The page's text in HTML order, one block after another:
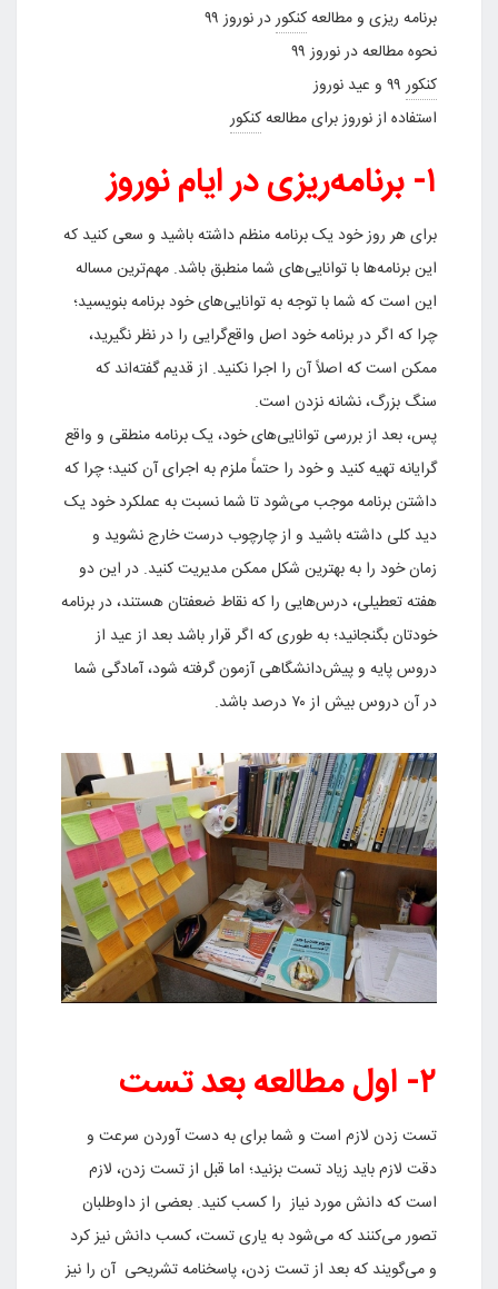
برنامه ریزی و مطالعهکنکوردر نوروز ۹۹
نحوه مطالعه در نوروز ۹۹
کنکور۹۹ و عید نوروز
استفاده از نوروز برای مطالعهکنکور
۱- برنامه‌ریزی در ایام نوروز
برای هر روز خود یک برنامه منظم داشته باشید و سعی کنید که
این برنامه‌ها با توانایی‌های شما منطبق باشد. مهم‌ترین مساله
این است که شما با توجه به توانایی‌های خود برنامه بنویسید؛
چرا که اگر در برنامه ‌خود اصل واقع‌گرایی را در نظر نگیرید،
ممکن است که اصلاً آن را اجرا نکنید. از قدیم گفته‌اند که
سنگ بزرگ، نشانه‌ نزدن است.
پس، بعد از بررسی توانایی‌های خود، یک برنامه منطقی و واقع
گرایانه تهیه کنید و خود را حتماً ملزم به اجرای آن کنید؛ چرا که
داشتن برنامه موجب می‌شود تا شما نسبت به عملکرد خود یک
دید کلی داشته باشید و از چارچوب درست خارج نشوید و
زمان خود را به بهترین شکل ممکن مدیریت کنید. در این دو
هفته تعطیلی، درس‌هایی را که نقاط ضعفتان هستند، در برنامه
خودتان بگنجانید؛ به طوری که اگر قرار باشد بعد از عید از
دروس پایه و پیش‌دانشگاهی آزمون گرفته شود، آمادگی شما
در آن دروس بیش از ۷۰ درصد باشد.
۲- اول مطالعه بعد تست
تست زدن لازم است و شما برای به دست آوردن سرعت و
دقت لازم باید زیاد تست بزنید؛ اما قبل از تست زدن، لازم
است که دانش مورد نیاز را کسب کنید. بعضی از داوطلبان
تصور می‌کنند که می‌شود به یاری تست، کسب دانش نیز کرد
و می‌گویند که بعد از تست زدن، پاسخنامه تشریحی آن را نیز